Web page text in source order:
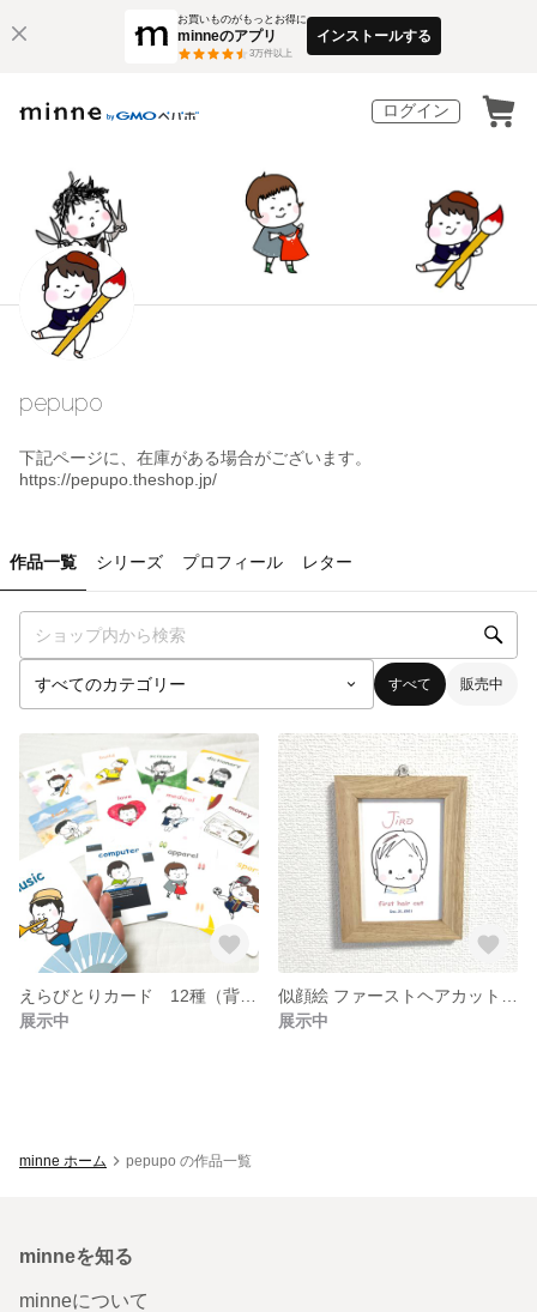
お買いものがもっとお得に
minneのアプリ
3万件以上
インストールする
ログイン
pepupo
下記ページに、在庫がある場合がございます。
https://pepupo.theshop.jp/
作品一覧 シリーズ プロフィール レター
すべて 販売中
展示中
展示中
minne ホーム pepupo の作品一覧
minneを知る
minneについて